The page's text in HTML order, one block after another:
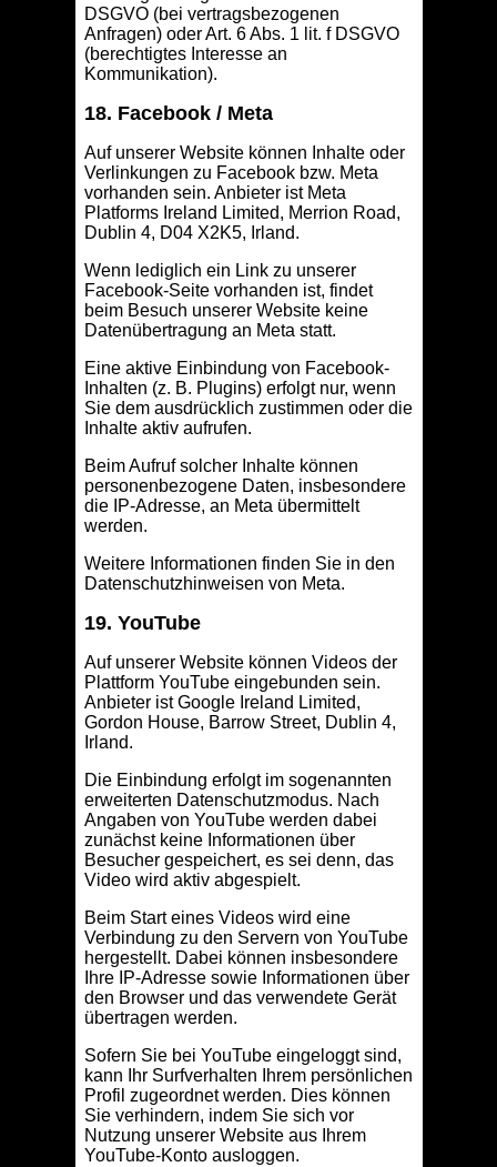
DSGVO (bei vertragsbezogenen
Anfragen) oder Art. 6 Abs. 1 lit. f DSGVO
(berechtigtes Interesse an
Kommunikation).
18. Facebook / Meta
Auf unserer Website können Inhalte oder
Verlinkungen zu Facebook bzw. Meta
vorhanden sein. Anbieter ist Meta
Platforms Ireland Limited, Merrion Road,
Dublin 4, D04 X2K5, Irland.
Wenn lediglich ein Link zu unserer
Facebook-Seite vorhanden ist, findet
beim Besuch unserer Website keine
Datenübertragung an Meta statt.
Eine aktive Einbindung von Facebook-
Inhalten (z. B. Plugins) erfolgt nur, wenn
Sie dem ausdrücklich zustimmen oder die
Inhalte aktiv aufrufen.
Beim Aufruf solcher Inhalte können
personenbezogene Daten, insbesondere
die IP-Adresse, an Meta übermittelt
werden.
Weitere Informationen finden Sie in den
Datenschutzhinweisen von Meta.
19. YouTube
Auf unserer Website können Videos der
Plattform YouTube eingebunden sein.
Anbieter ist Google Ireland Limited,
Gordon House, Barrow Street, Dublin 4,
Irland.
Die Einbindung erfolgt im sogenannten
erweiterten Datenschutzmodus. Nach
Angaben von YouTube werden dabei
zunächst keine Informationen über
Besucher gespeichert, es sei denn, das
Video wird aktiv abgespielt.
Beim Start eines Videos wird eine
Verbindung zu den Servern von YouTube
hergestellt. Dabei können insbesondere
Ihre IP-Adresse sowie Informationen über
den Browser und das verwendete Gerät
übertragen werden.
Sofern Sie bei YouTube eingeloggt sind,
kann Ihr Surfverhalten Ihrem persönlichen
Profil zugeordnet werden. Dies können
Sie verhindern, indem Sie sich vor
Nutzung unserer Website aus Ihrem
YouTube-Konto ausloggen.